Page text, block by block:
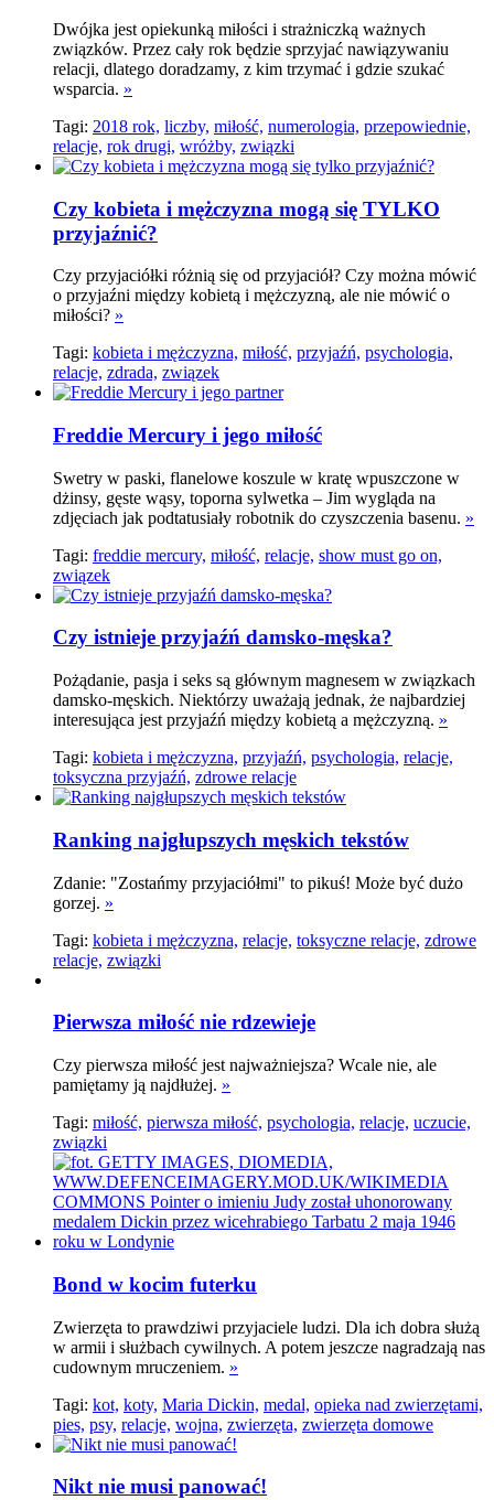
Dwójka jest opiekunką miłości i strażniczką ważnych
związków. Przez cały rok będzie sprzyjać nawiązywaniu
relacji, dlatego doradzamy, z kim trzymać i gdzie szukać
wsparcia. »
Tagi: 2018 rok, liczby, miłość, numerologia, przepowiednie,
relacje, rok drugi, wróżby, związki
Czy kobieta i mężczyzna mogą się TYLKO
przyjaźnić?
Czy przyjaciółki różnią się od przyjaciół? Czy można mówić
o przyjaźni między kobietą i mężczyzną, ale nie mówić o
miłości? »
Tagi: kobieta i mężczyzna, miłość, przyjaźń, psychologia,
relacje, zdrada, związek
Freddie Mercury i jego miłość
Swetry w paski, flanelowe koszule w kratę wpuszczone w
dżinsy, gęste wąsy, toporna sylwetka – Jim wygląda na
zdjęciach jak podtatusiały robotnik do czyszczenia basenu. »
Tagi: freddie mercury, miłość, relacje, show must go on,
związek
Czy istnieje przyjaźń damsko-męska?
Pożądanie, pasja i seks są głównym magnesem w związkach
damsko-męskich. Niektórzy uważają jednak, że najbardziej
interesująca jest przyjaźń między kobietą a mężczyzną. »
Tagi: kobieta i mężczyzna, przyjaźń, psychologia, relacje,
toksyczna przyjaźń, zdrowe relacje
Ranking najgłupszych męskich tekstów
Zdanie: "Zostańmy przyjaciółmi" to pikuś! Może być dużo
gorzej. »
Tagi: kobieta i mężczyzna, relacje, toksyczne relacje, zdrowe
relacje, związki
Pierwsza miłość nie rdzewieje
Czy pierwsza miłość jest najważniejsza? Wcale nie, ale
pamiętamy ją najdłużej. »
Tagi: miłość, pierwsza miłość, psychologia, relacje, uczucie,
związki
Bond w kocim futerku
Zwierzęta to prawdziwi przyjaciele ludzi. Dla ich dobra służą
w armii i służbach cywilnych. A potem jeszcze nagradzają nas
cudownym mruczeniem. »
Tagi: kot, koty, Maria Dickin, medal, opieka nad zwierzętami,
pies, psy, relacje, wojna, zwierzęta, zwierzęta domowe
Nikt nie musi panować!